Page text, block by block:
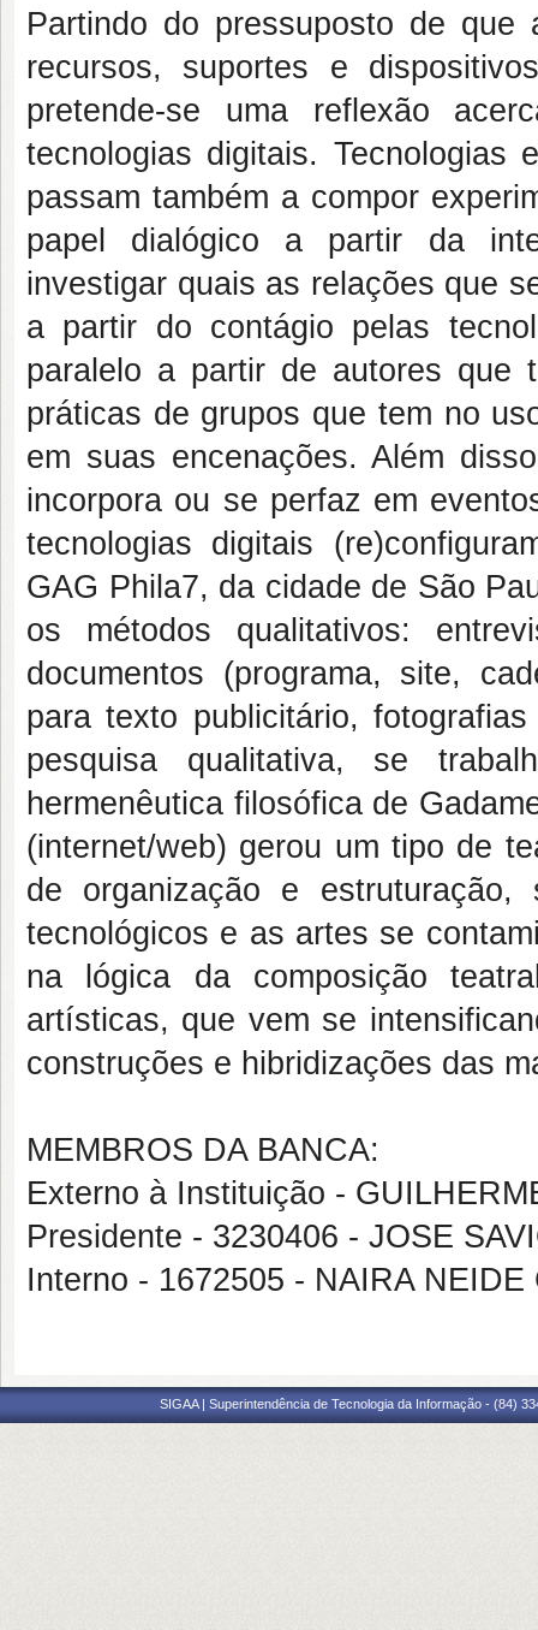
Partindo do pressuposto de
recursos, suportes e
pretende-se uma reflexão
tecnologias digitais. Tecnologias
passam também a compor
papel dialógico a partir da
investigar quais as relações que
a partir do contágio pelas
paralelo a partir de autores que
práticas de grupos que tem no
em suas encenações. Além
incorpora ou se perfaz em
tecnologias digitais
GAG Phila7, da cidade de São
os métodos qualitativos:
documentos (programa, site,
para texto publicitário,
pesquisa qualitativa, se
hermenêutica filosófica de
(internet/web) gerou um tipo de
de organização e
tecnológicos e as artes se
na lógica da composição
artísticas, que vem se
construções e hibridizações das
MEMBROS DA BANCA:
Externo à Instituição -
Presidente - 3230406 - JOSE
Interno - 1672505 - NAIRA NEIDE
SIGAA | Superintendência de Tecnologia da Informação - (84)